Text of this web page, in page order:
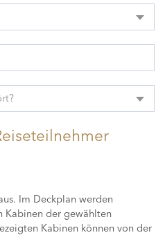
Im Deckplan werden
Kabinen der gewählten
Kabinen können von der